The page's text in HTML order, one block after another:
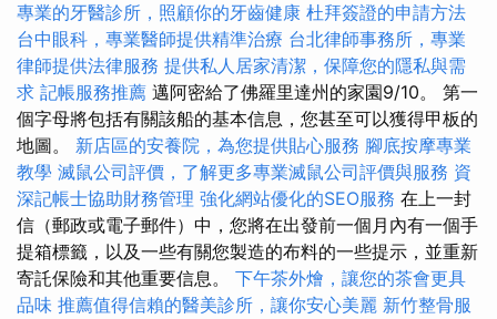
專業的牙醫診所，照顧你的牙齒健康 杜拜簽證的申請方法
台中眼科，專業醫師提供精準治療 台北律師事務所，專業
律師提供法律服務 提供私人居家清潔，保障您的隱私與需
求 記帳服務推薦 邁阿密給了佛羅里達州的家園9/10。 第一
個字母將包括有關該船的基本信息，您甚至可以獲得甲板的
地圖。 新店區的安養院，為您提供貼心服務 腳底按摩專業
教學 滅鼠公司評價，了解更多專業滅鼠公司評價與服務 資
深記帳士協助財務管理 強化網站優化的SEO服務 在上一封
信（郵政或電子郵件）中，您將在出發前一個月內有一個手
提箱標籤，以及一些有關您製造的布料的一些提示，並重新
寄託保險和其他重要信息。 下午茶外燴，讓您的茶會更具
品味 推薦值得信賴的醫美診所，讓你安心美麗 新竹整骨服